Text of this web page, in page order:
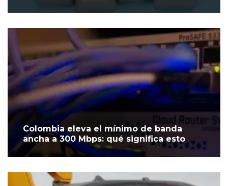
Colombia eleva el mínimo de banda
ancha a 300 Mbps: qué significa esto